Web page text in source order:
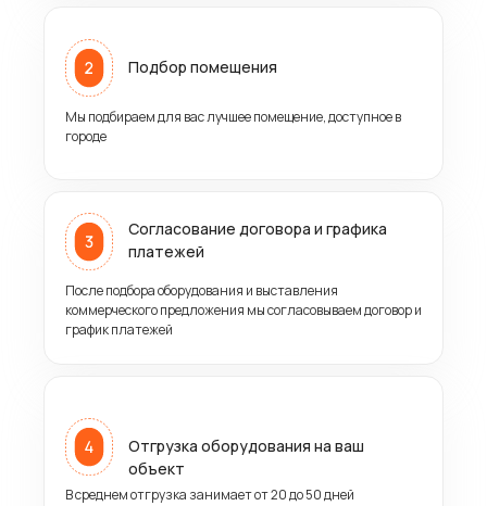
Подбор помещения
Мы подбираем для вас лучшее помещение, доступное в
городе
Согласование договора и графика
платежей
После подбора оборудования и выставления
коммерческого предложения мы согласовываем договор и
график платежей
Отгрузка оборудования на ваш
объект
В среднем отгрузка занимает от 20 до 50 дней
Открыть в Яндекс Картах